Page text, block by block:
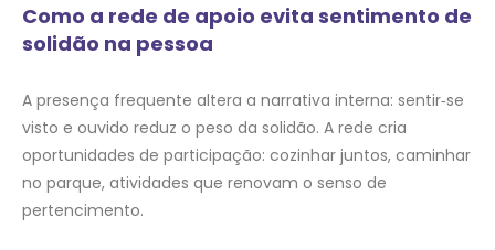
Como a rede de apoio evita sentimento de
solidão na pessoa
A presença frequente altera a narrativa interna: sentir‑se
visto e ouvido reduz o peso da solidão. A rede cria
oportunidades de participação: cozinhar juntos, caminhar
no parque, atividades que renovam o senso de
pertencimento.